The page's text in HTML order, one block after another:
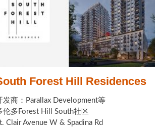
Forest Hill Residences
发商：Parallax Development等
伦多Forest Hill South社区
Clair Avenue W & Spadina Rd